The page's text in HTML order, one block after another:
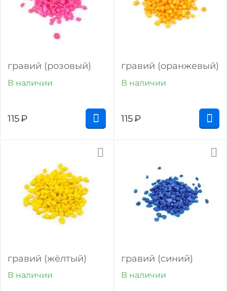
гравий (розовый)
В наличии
115₽
гравий (оранжевый)
В наличии
115₽
гравий (жёлтый)
В наличии
гравий (синий)
В наличии